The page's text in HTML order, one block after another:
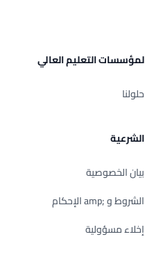
لمؤسسات التعليم العالي
حلولنا
الشرعية
بيان الخصوصية
الشروط و ;amp الإحكام
إخلاء مسؤولية